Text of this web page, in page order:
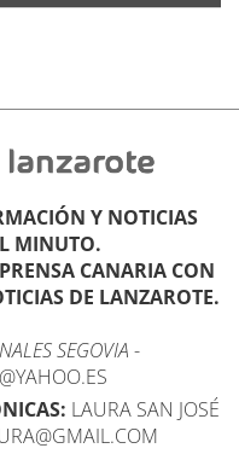
Y NOTICIAS
MINUTO.
CANARIA CON
DE LANZAROTE.
SEGOVIA -
LAURA SAN JOSÉ